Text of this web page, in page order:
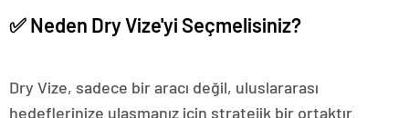
✅ Neden Dry Vize'yi Seçmelisiniz?
Dry Vize, sadece bir aracı değil, uluslararası
hedeflerinize ulaşmanız için stratejik bir ortaktır.